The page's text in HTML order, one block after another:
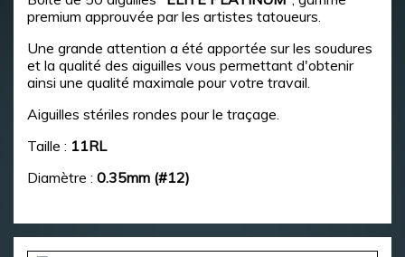
premium approuvée par les artistes tatoueurs.
Une grande attention a été apportée sur les soudures
et la qualité des aiguilles vous permettant d'obtenir
ainsi une qualité maximale pour votre travail.
Aiguilles stériles rondes pour le traçage.
Taille : 11RL
Diamètre : 0.35mm (#12)